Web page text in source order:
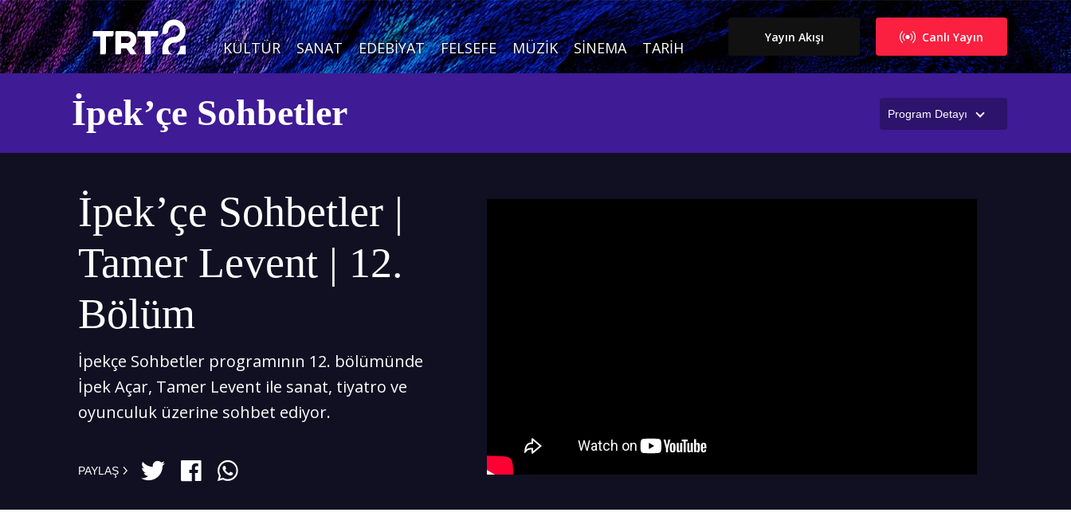
KÜLTÜR SANAT EDEBIYAT FELSEFE MÜZIK SINEMA TARIH
Canlı Yayın
Yayın Akışı
Program Detayı
İpek’çe Sohbetler
İpek’çe Sohbetler |
Tamer Levent | 12.
Bölüm
İpekçe Sohbetler programının 12. bölümünde
İpek Açar, Tamer Levent ile sanat, tiyatro ve
oyunculuk üzerine sohbet ediyor.
PAYLAŞ